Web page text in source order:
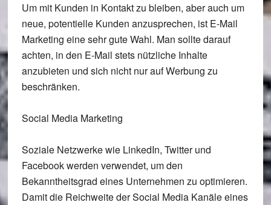
Um mit Kunden in Kontakt zu bleiben, aber auch um
neue, potentielle Kunden anzusprechen, ist E-Mail
Marketing eine sehr gute Wahl. Man sollte darauf
achten, in den E-Mail stets nützliche Inhalte
anzubieten und sich nicht nur auf Werbung zu
beschränken.
Social Media Marketing
Soziale Netzwerke wie LinkedIn, Twitter und
Facebook werden verwendet, um den
Bekanntheitsgrad eines Unternehmen zu optimieren.
Damit die Reichweite der Social Media Kanäle eines